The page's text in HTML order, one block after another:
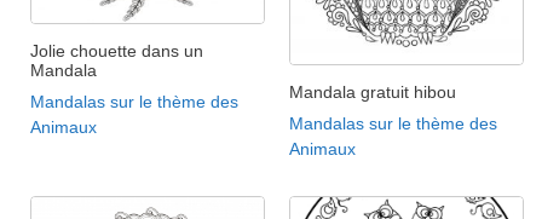
Jolie chouette dans un
Mandala
Mandalas sur le thème des
Animaux
Mandala gratuit hibou
Mandalas sur le thème des
Animaux